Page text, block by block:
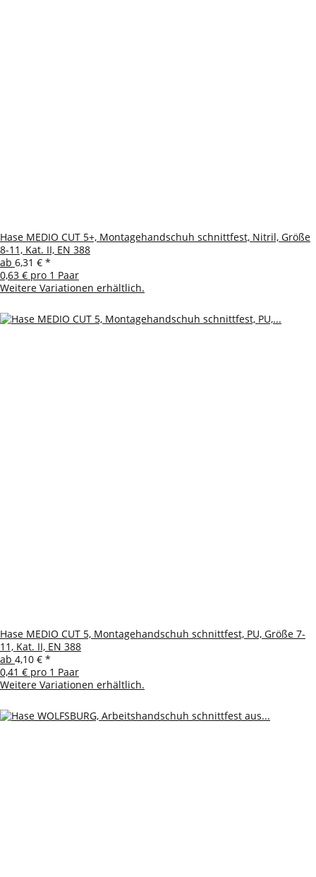
Hase MEDIO CUT 5+, Montagehandschuh schnittfest, Nitril, Größe
8-11, Kat. II, EN 388
ab 6,31 € *
0,63 € pro 1 Paar
Weitere Variationen erhältlich.
Hase MEDIO CUT 5, Montagehandschuh schnittfest, PU, Größe 7-
11, Kat. II, EN 388
ab 4,10 € *
0,41 € pro 1 Paar
Weitere Variationen erhältlich.